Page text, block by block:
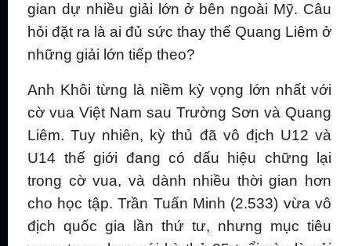
gian dự nhiều giải lớn ở bên ngoài Mỹ. Câu
hỏi đặt ra là ai đủ sức thay thế Quang Liêm ở
những giải lớn tiếp theo?
Anh Khôi từng là niềm kỳ vọng lớn nhất với
cờ vua Việt Nam sau Trường Sơn và Quang
Liêm. Tuy nhiên, kỳ thủ đã vô địch U12 và
U14 thế giới đang có dấu hiệu chững lại
trong cờ vua, và dành nhiều thời gian hơn
cho học tập. Trần Tuấn Minh (2.533) vừa vô
địch quốc gia lần thứ tư, nhưng mục tiêu